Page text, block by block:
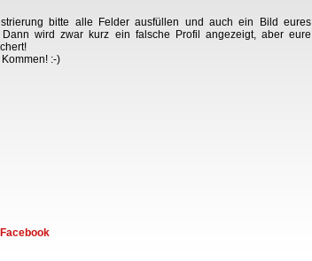
bitte alle Felder ausfüllen und auch ein Bild eures
Dann wird zwar kurz ein falsche Profil angezeigt, aber eure
:-)